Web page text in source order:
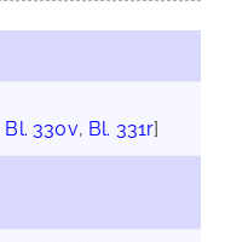
Bl. 330v, Bl. 331r]